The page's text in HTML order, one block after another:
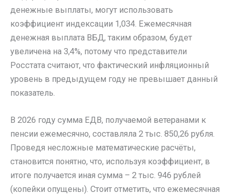
денежные выплаты, могут использовать
коэффициент индексации 1,034. Ежемесячная
денежная выплата ВБД, таким образом, будет
увеличена на 3,4%, потому что представители
Росстата считают, что фактический инфляционный
уровень в предыдущем году не превышает данный
показатель.
В 2026 году сумма ЕДВ, получаемой ветеранами к
пенсии ежемесячно, составляла 2 тыс. 850,26 рубля.
Проведя несложные математические расчёты,
становится понятно, что, используя коэффициент, в
итоге получается иная сумма – 2 тыс. 946 рублей
(копейки опущены). Стоит отметить, что ежемесячная